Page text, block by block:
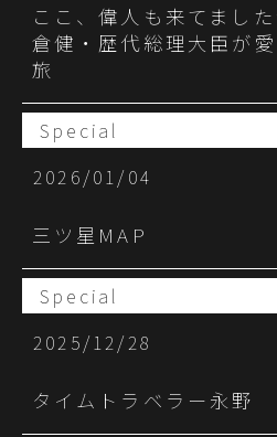
ここ、偉人も来てまし
倉健・歴代総理大臣が
旅
Special
2026/01/04
三ツ星MAP
Special
2025/12/28
タイムトラベラー永野